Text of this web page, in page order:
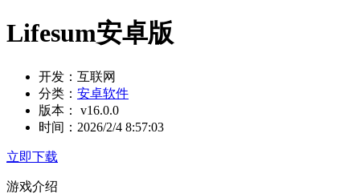
Lifesum安卓版
开发： 互联网
分类： 安卓软件
版本：
v16.0.0
时间： 2026/2/4 8:57:03
立即下载
游戏介绍